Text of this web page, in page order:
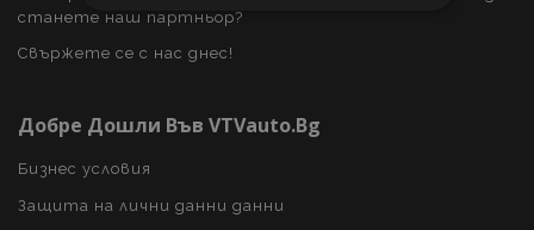
станете наш партньор?
Свържете се с нас днес!
Добре Дошли Във VTVauto.bg
Бизнес условия
Защита на лични данни данни
ЕФЕКТИВНОСТ